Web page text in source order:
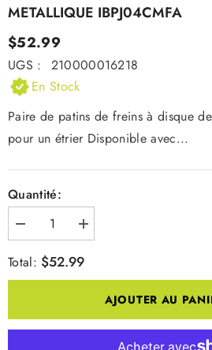
METALLIQUE IBPJ04CMFA
$52.99
UGS :
210000016218
En Stock
Paire de patins de freins à disque
pour un étrier Disponible avec...
Quantité:
Diminuer
la
quantité
pour
Augmenter
la
pour
FREIN
Total: $52.99
AJOUTER AU